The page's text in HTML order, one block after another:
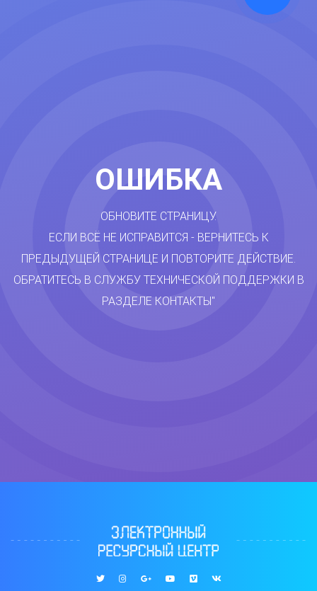
ОШИБКА
ОБНОВИТЕ СТРАНИЦУ.
ЕСЛИ ВСЁ НЕ ИСПРАВИТСЯ - ВЕРНИТЕСЬ К
ПРЕДЫДУЩЕЙ СТРАНИЦЕ И ПОВТОРИТЕ ДЕЙСТВИЕ.
ОБРАТИТЕСЬ В СЛУЖБУ ТЕХНИЧЕСКОЙ ПОДДЕРЖКИ В
РАЗДЕЛЕ КОНТАКТЫ"